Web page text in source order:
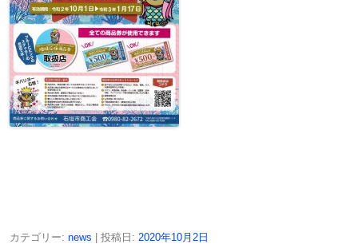
カテゴリー: news | 投稿日: 2020年10月2日